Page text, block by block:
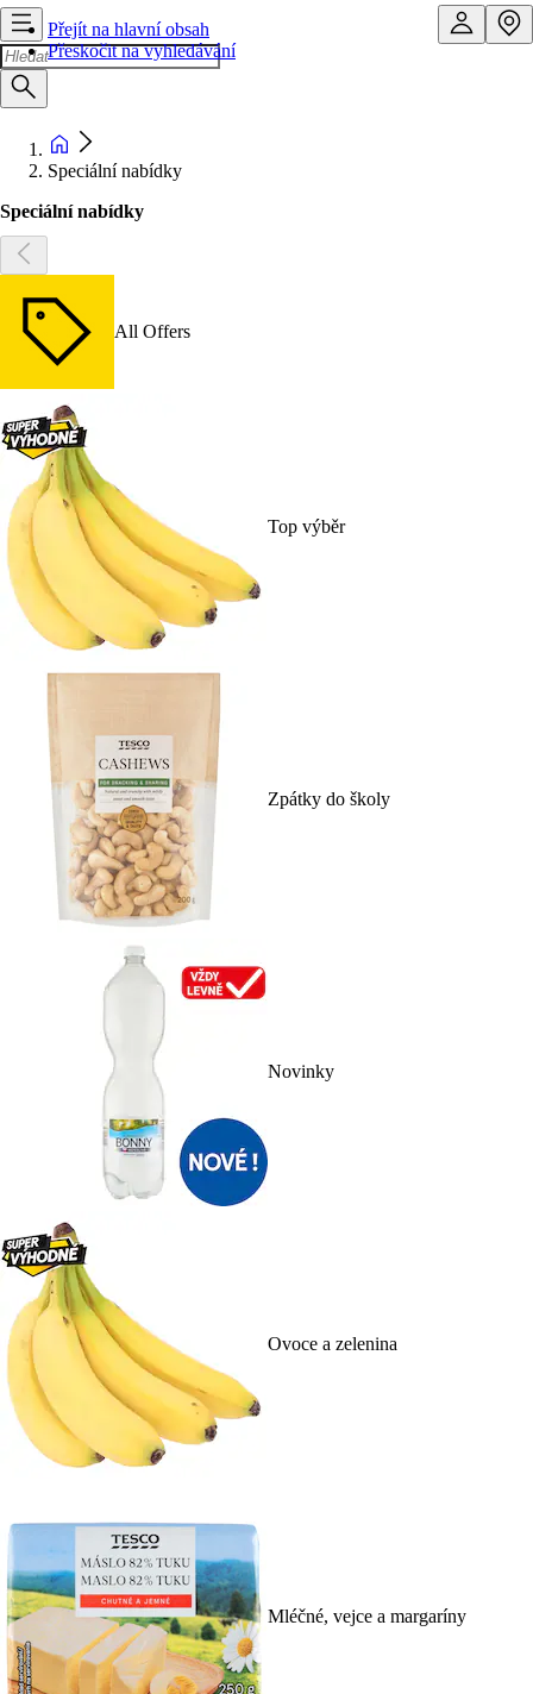
Přejít na hlavní obsah
Přeskočit na vyhledávání
Speciální nabídky
Speciální nabídky
All Offers
Top výběr
Zpátky do školy
Novinky
Ovoce a zelenina
Mléčné, vejce a margaríny